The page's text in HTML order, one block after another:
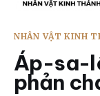
Bản
Mục
Liên
NHÂN VẬT KINH
Áp-sa-
phản